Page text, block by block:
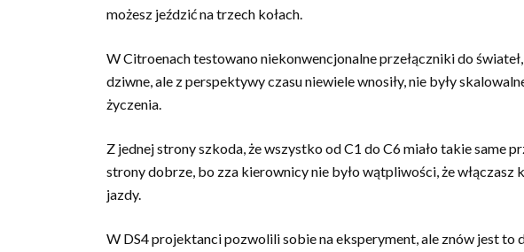
możesz jeździć na trzech kołach.
W Citroenach testowano niekonwencjonalne przełączniki do
dziwne, ale z perspektywy czasu niewiele wnosiły, nie były
życzenia.
Z jednej strony szkoda, że wszystko od C1 do C6 miało takie same
strony dobrze, bo zza kierownicy nie było wątpliwości, że włączasz
jazdy.
W DS4 projektanci pozwolili sobie na eksperyment, ale znów jest to